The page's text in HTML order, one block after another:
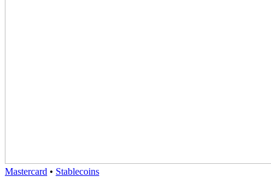
Mastercard • Stablecoins